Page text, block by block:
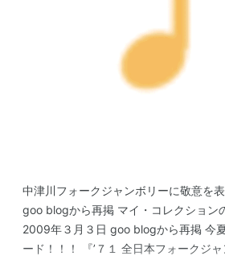
中津川フォークジャンボリーに敬意を
goo blogから再掲 マイ・コレクション
2009年３月３日 goo blogから再掲 今
ード！！！ 『’７１ 全日本フォークジ